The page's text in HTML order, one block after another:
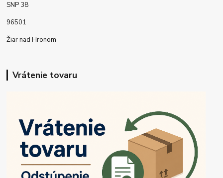
SNP 38
96501
Žiar nad Hronom
Vrátenie tovaru